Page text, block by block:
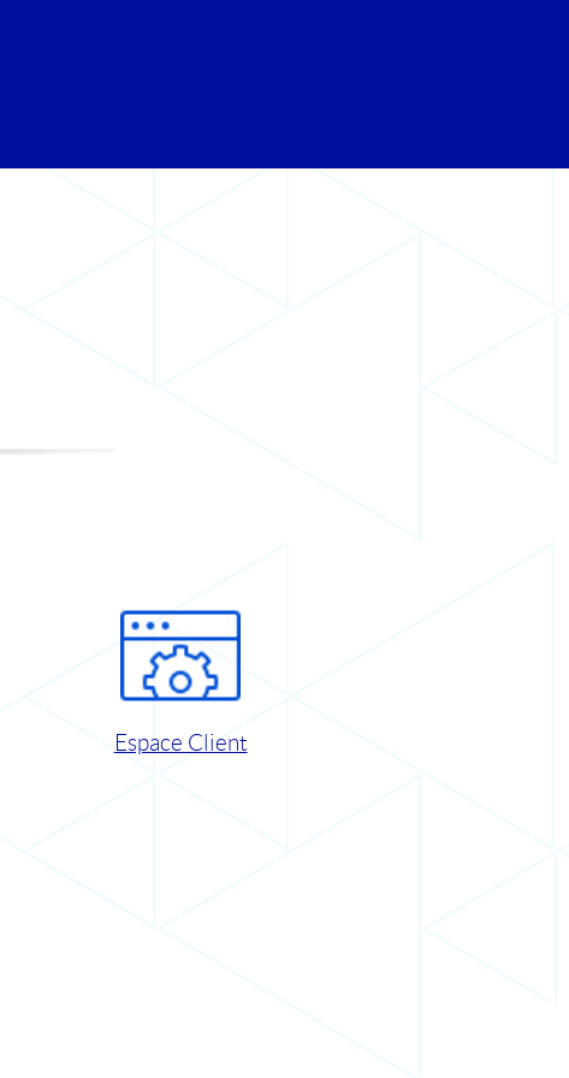
Espace Client